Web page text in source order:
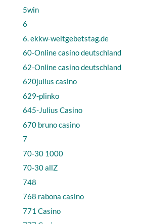
5win
6
6. ekkw-weltgebetstag.de
60-Online casino deutschland
62-Online casino deutschland
620julius casino
629-plinko
645-Julius Casino
670 bruno casino
7
70-30 1000
70-30 allZ
748
768 rabona casino
771 Casino